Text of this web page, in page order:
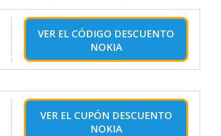
VER EL CÓDIGO DESCUENTO
NOKIA
VER EL CUPÓN DESCUENTO
NOKIA